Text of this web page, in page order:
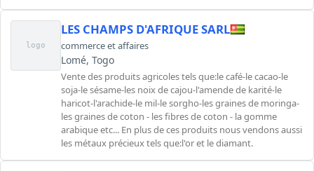
logo
LES CHAMPS D'AFRIQUE SARL
commerce et affaires
Lomé, Togo
Vente des produits agricoles tels que:le café-le cacao-le
soja-le sésame-les noix de cajou-l'amende de karité-le
haricot-l'arachide-le mil-le sorgho-les graines de moringa-
les graines de coton - les fibres de coton - la gomme
arabique etc... En plus de ces produits nous vendons aussi
les métaux précieux tels que:l'or et le diamant.